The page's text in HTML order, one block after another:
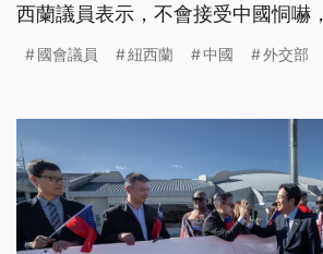
西蘭議員表示，不會接受中國恫嚇
打壓，只會凸顯愈來愈多國際友人
國會議員 紐西蘭 中國 外交部